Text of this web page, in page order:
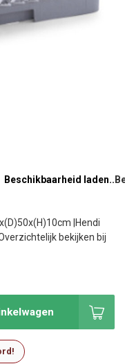
Beschikbaarheid laden..
|Hendi
bekijken bij